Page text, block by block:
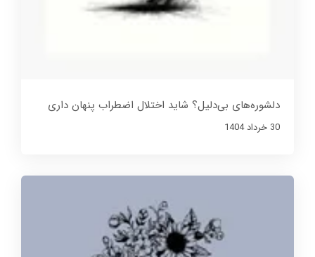
دلشوره‌های بی‌دلیل؟ شاید اختلال اضطراب پنهان داری
30 خرداد 1404